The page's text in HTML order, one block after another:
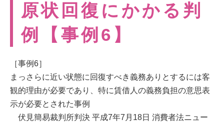
原状回復にかかる判
例【事例6】
［事例6］
まっさらに近い状態に回復すべき義務ありとするには客
観的理由が必要であり、特に賃借人の義務負担の意思表
示が必要とされた事例
伏見簡易裁判所判決 平成7年7月18日 消費者法ニュー